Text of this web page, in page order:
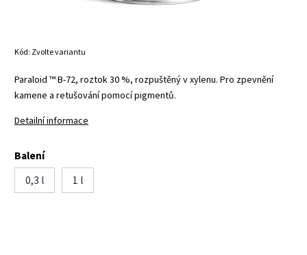
Kód: Zvolte variantu
Paraloid ™ B-72, roztok 30 %, rozpuštěný v xylenu. Pro zpevnění
kamene a retušování pomocí pigmentů.
Detailní informace
Balení
0,3 l
1 l